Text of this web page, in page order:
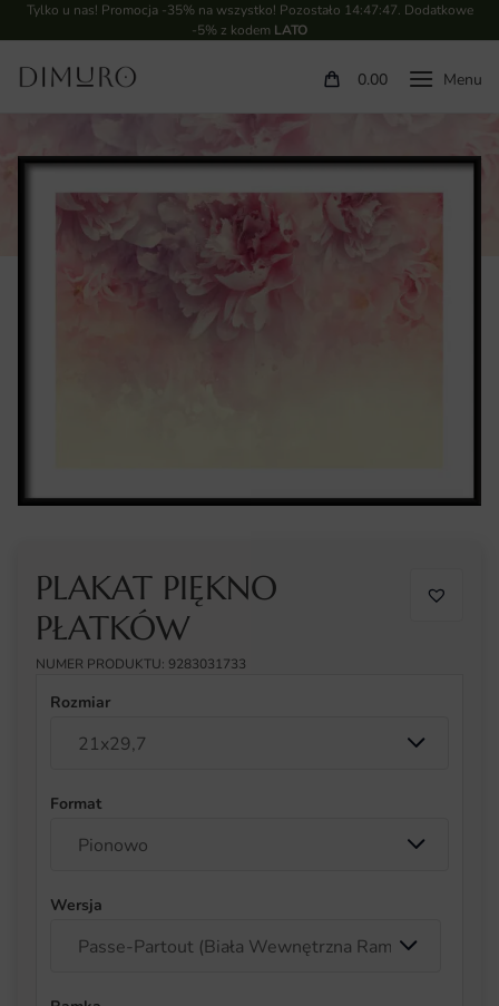
Tylko u nas! Promocja -35% na wszystko! Pozostało 14:47:46. Dodatkowe
-5% z kodem LATO
0.00
PLAKAT PIĘKNO
PŁATKÓW
NUMER PRODUKTU: 9283031733
Rozmiar
Format
Wersja